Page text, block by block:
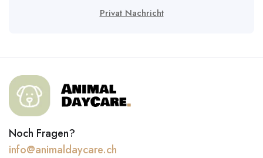
Privat Nachricht
Noch Fragen?
info@animaldaycare.ch